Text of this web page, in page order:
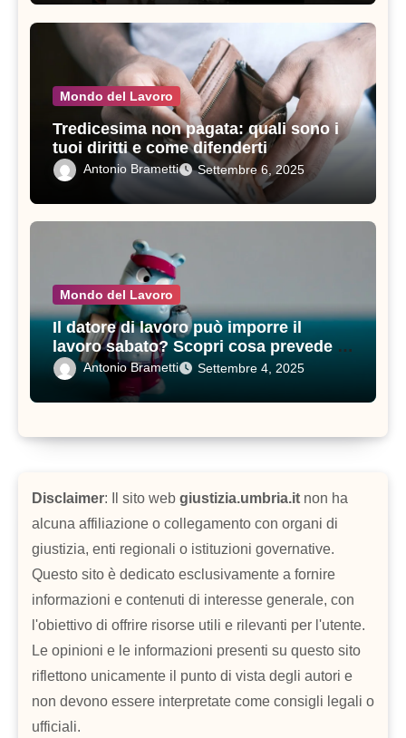
Mondo del Lavoro
Tredicesima non pagata: quali sono i
tuoi diritti e come difenderti
Antonio Brametti Settembre 6, 2025
Mondo del Lavoro
Il datore di lavoro può imporre il
lavoro sabato? Scopri cosa prevede il
contratto di lavoro
Antonio Brametti Settembre 4, 2025
Disclaimer: Il sito web giustizia.umbria.it non ha
alcuna affiliazione o collegamento con organi di
giustizia, enti regionali o istituzioni governative.
Questo sito è dedicato esclusivamente a fornire
informazioni e contenuti di interesse generale, con
l'obiettivo di offrire risorse utili e rilevanti per l'utente.
Le opinioni e le informazioni presenti su questo sito
riflettono unicamente il punto di vista degli autori e
non devono essere interpretate come consigli legali o
ufficiali.